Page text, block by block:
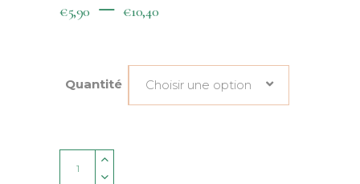
€5,90 €10,40
Quantité Choisir une option
Quantity